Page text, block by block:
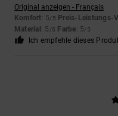
Original anzeigen - Français
Komfort: 5/5 Preis-Leistungs-
Material : 5 /5 Farbe: 5/5
Ich empfehle dieses